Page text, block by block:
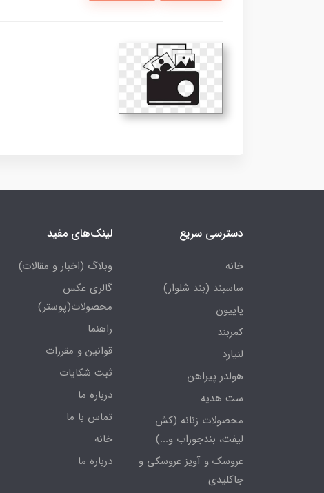
دسترسی سریع
خانه
ساسبند (بند شلوار)
پاپیون
کمربند
لنیارد
هولدر پیراهن
ست هدیه
محصولات زنانه (کش
لیفت، بندجوراب و...)
عروسک و آویز عروسکی و
جاکلیدی
لینک‌های مفید
وبلاگ (اخبار و مقالات)
گالری عکس
محصولات(پوستر)
راهنما
قوانین و مقررات
ثبت شکایات
درباره ما
تماس با ما
خانه
درباره ما